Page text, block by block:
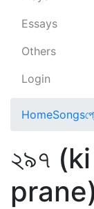
Essays
Others
Login
HomeSongs
২৯৭
prane)